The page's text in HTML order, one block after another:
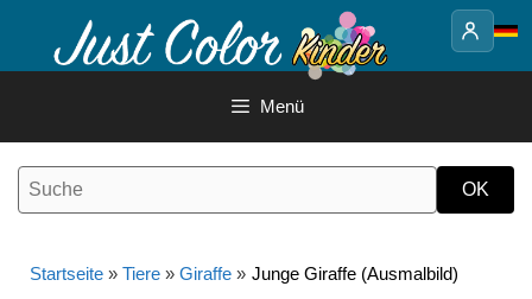
Inhalt
Menü
Startseite » Tiere » Giraffe » Junge Giraffe (Ausmalbild)